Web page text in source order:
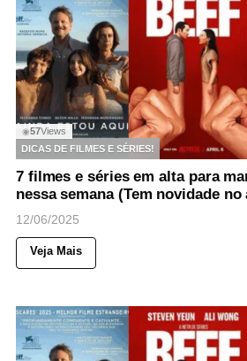
◉57Views
DICAS DE FILMES E SÉRIES!
7 filmes e séries em alta para
nessa semana (Tem novidade no
12/06/2025
Veja Mais